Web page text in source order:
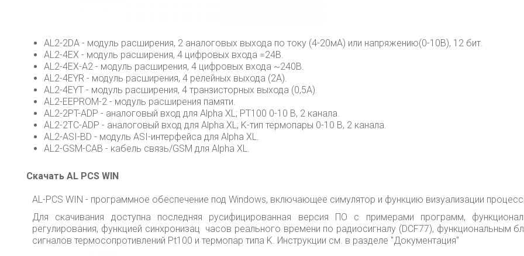
AL2-2DA - модуль расширения, 2 аналоговых выхода по току (4-20мА) или напряжению(0-10В), 12 бит.
AL2-4EX - модуль расширения, 4 цифровых входа =24В.
AL2-4EX-A2 - модуль расширения, 4 цифровых входа ~240В.
AL2-4EYR - модуль расширения, 4 релейных выхода (2А).
AL2-4EYT - модуль расширения, 4 транзисторных выхода (0,5А).
AL2-EEPROM-2 - модуль расширения памяти.
AL2-2PT-ADP - аналоговый вход для Alpha XL; PT100 0-10 В, 2 канала.
AL2-2TC-ADP - аналоговый вход для Alpha XL; K-тип термопары 0-10 В, 2 канала.
AL2-ASI-BD - модуль ASI-интерфейса для Alpha XL.
AL2-GSM-CAB - кабель связь/GSM для Alpha XL.
Скачать AL PCS WIN
AL-PCS WIN - программное обеспечение под Windows, включающее симулятор и функцию визуализации
Для скачивания доступна последняя русифицированная версия ПО с примерами программ,
регулирования, функцией синхронизац часов реального времени по радиосигналу (DCF77), функциональным
сигналов термосопротивлений Pt100 и термопар типа K. Инструкции см. в разделе "Документация"